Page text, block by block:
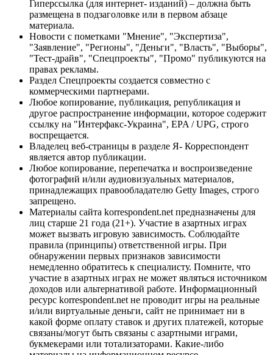
Гиперссылка (для интернет- изданий) – должна быть
размещена в подзаголовке или в первом абзаце
материала.
Новости с пометками "Мнение", "Экспертиза",
"Заявление", "Регионы", "Деньги", "Власть", "Выборы",
"Тест-драйв", "Спецпроекты", "Промо" публикуются на
правах рекламы.
Раздел Спецпроекты создается совместно с
коммерческими партнерами.
Любое копирование, публикация, републикация и
другое распространение информации, которое содержит
ссылку на "Интерфакс-Украина", EPA / UPG, строго
воспрещается.
Владелец веб-страницы в разделе Я- Корреспондент
является автор публикации.
Любое копирование, перепечатка и воспроизведение
фотографий и/или аудиовизуальных материалов,
принадлежащих правообладателю Getty Images, строго
запрещено.
Материалы сайта korrespondent.net предназначены для
лиц старше 21 года (21+). Участие в азартных играх
может вызвать игровую зависимость. Соблюдайте
правила (принципы) ответственной игры. При
обнаружении первых признаков зависимости
немедленно обратитесь к специалисту. Помните, что
участие в азартных играх не может являться источником
доходов или альтернативой работе. Информационный
ресурс korrespondent.net не проводит игры на реальные
и/или виртуальные деньги, сайт не принимает ни в
какой форме оплату ставок и других платежей, которые
связаны/могут быть связаны с азартными играми,
букмекерами или тотализаторами. Какие-либо